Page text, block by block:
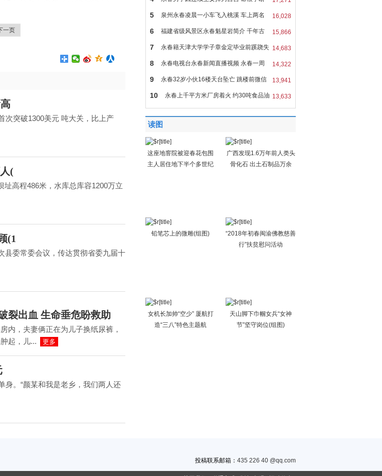
一页
次突破1300美元 吨大关，比上产
(
高程486米，水库总库容1200万立
(1
县委常委会议，传达贯彻省委九届十
裂出血 生命垂危盼救助
内，夫妻俩正在为儿子换纸尿裤，
起，儿...
更多
身。“颜某和我是老乡，我们两人还
16,028
5 泉州永春凌晨一小车飞入桃溪 车上两名
15,866
6 福建省级风景区永春魁星岩简介 千年古
14,683
7 永春籍天津大学学子章金定毕业前蹊跷失
14,322
8 永春电视台永春新闻直播视频 永春一周
13,941
9 永春32岁小伙16楼天台坠亡 跳楼前微信
13,633
10 永春上千平方米厂房着火 约30吨食品油
读图
这座地窨院被迎春花包围
主人居住地下半个多世纪
广西发现1.6万年前人类头
骨化石 出土石制品万余
铅笔芯上的微雕(组图)
“2018年初春闽渝佛教慈善
行”扶贫慰问活动
女机长加帅“空少” 厦航打
造“三八”特色主题航
天山脚下巾帼女兵“女神
节”坚守岗位(组图)
投稿联系邮箱： 435 226 40 @qq.com